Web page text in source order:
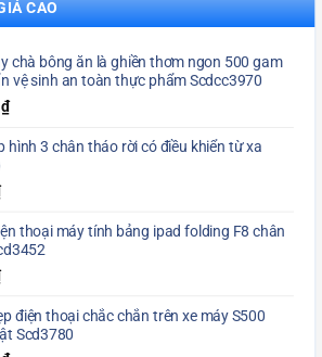
CAO
chà bông ăn là ghiền thơm ngon 500 gam
vệ sinh an toàn thực phẩm Scdcc3970
₫
hình 3 chân tháo rời có điều khiển từ xa
thoại máy tính bảng ipad folding F8 chân
điện thoại chắc chắn trên xe máy S500
Scd3780